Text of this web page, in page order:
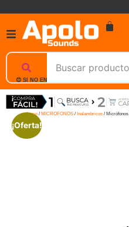
😊 SI NO ENCUENTRAS UN PRODUCTO,
Inicio / MICROFONOS / Inalambricos /
¡Oferta!